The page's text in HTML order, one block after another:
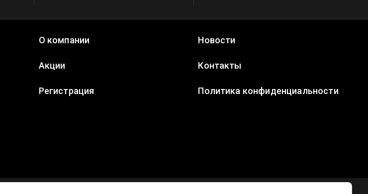
О компании Новости
Акции Контакты
Регистрация Политика конфиденциальности